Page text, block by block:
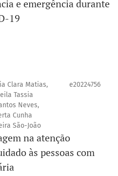
e emergência durante
19
Clara Matias,
Tassia
Neves,
Cunha
São-João
e20224756
na atenção
às pessoas com